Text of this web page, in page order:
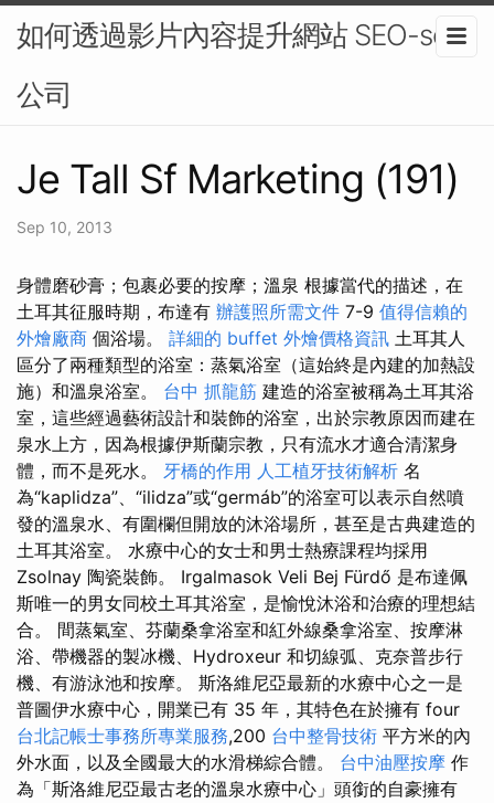
如何透過影片內容提升網站 SEO-seo
公司
Je Tall Sf Marketing (191)
Sep 10, 2013
身體磨砂膏；包裹必要的按摩；溫泉 根據當代的描述，在
土耳其征服時期，布達有 辦護照所需文件 7-9 值得信賴的
外燴廠商 個浴場。 詳細的 buffet 外燴價格資訊 土耳其人
區分了兩種類型的浴室：蒸氣浴室（這始終是內建的加熱設
施）和溫泉浴室。 台中 抓龍筋 建造的浴室被稱為土耳其浴
室，這些經過藝術設計和裝飾的浴室，出於宗教原因而建在
泉水上方，因為根據伊斯蘭宗教，只有流水才適合清潔身
體，而不是死水。 牙橋的作用 人工植牙技術解析 名
為“kaplidza”、“ilidza”或“germáb”的浴室可以表示自然噴
發的溫泉水、有圍欄但開放的沐浴場所，甚至是古典建造的
土耳其浴室。 水療中心的女士和男士熱療課程均採用
Zsolnay 陶瓷裝飾。 Irgalmasok Veli Bej Fürdő 是布達佩
斯唯一的男女同校土耳其浴室，是愉悅沐浴和治療的理想結
合。 間蒸氣室、芬蘭桑拿浴室和紅外線桑拿浴室、按摩淋
浴、帶機器的製冰機、Hydroxeur 和切線弧、克奈普步行
機、有游泳池和按摩。 斯洛維尼亞最新的水療中心之一是
普圖伊水療中心，開業已有 35 年，其特色在於擁有 four
台北記帳士事務所專業服務,200 台中整骨技術 平方米的內
外水面，以及全國最大的水滑梯綜合體。 台中油壓按摩 作
為「斯洛維尼亞最古老的溫泉水療中心」頭銜的自豪擁有